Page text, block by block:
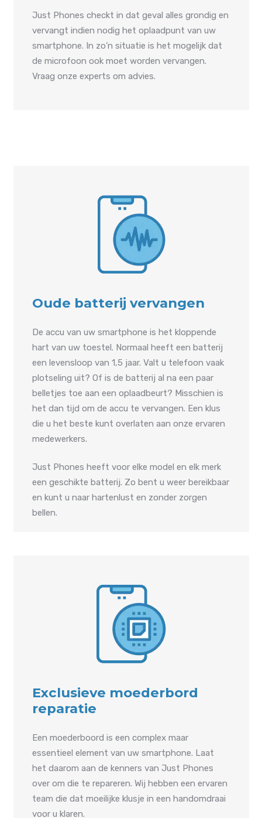
Just Phones checkt in dat geval alles grondig en
vervangt indien nodig het oplaadpunt van uw
smartphone. In zo’n situatie is het mogelijk dat
de microfoon ook moet worden vervangen.
Vraag onze experts om advies.
Oude batterij vervangen
De accu van uw smartphone is het kloppende
hart van uw toestel. Normaal heeft een batterij
een levensloop van 1,5 jaar. Valt u telefoon vaak
plotseling uit? Of is de batterij al na een paar
belletjes toe aan een oplaadbeurt? Misschien is
het dan tijd om de accu te vervangen. Een klus
die u het beste kunt overlaten aan onze ervaren
medewerkers.
Just Phones heeft voor elke model en elk merk
een geschikte batterij. Zo bent u weer bereikbaar
en kunt u naar hartenlust en zonder zorgen
bellen.
Exclusieve moederbord
reparatie
Een moederboord is een complex maar
essentieel element van uw smartphone. Laat
het daarom aan de kenners van Just Phones
over om die te repareren. Wij hebben een ervaren
team die dat moeilijke klusje in een handomdraai
voor u klaren.